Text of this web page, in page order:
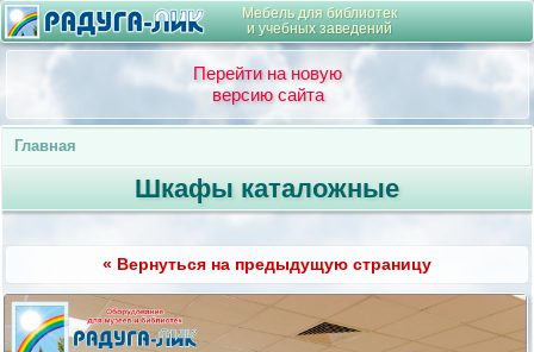
Мебель для библиотек
и учебных заведений
Перейти на новую
версию сайта
Главная
Шкафы каталожные
« Вернуться на предыдущую страницу